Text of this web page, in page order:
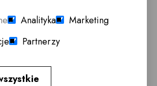
: Poniedziałek -Sobota 10.00 - 18.00
Warszawa →
Analityka
Marketing
Partnerzy